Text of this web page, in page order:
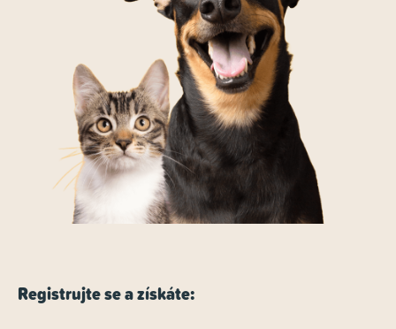
Registrujte se a získáte: